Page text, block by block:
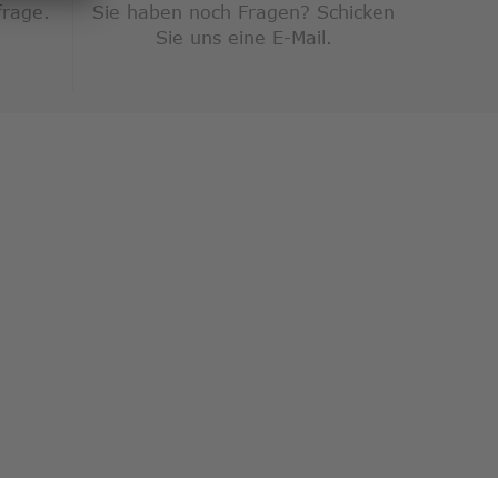
Sie haben noch Fragen? Schicken
Sie uns eine E-Mail.